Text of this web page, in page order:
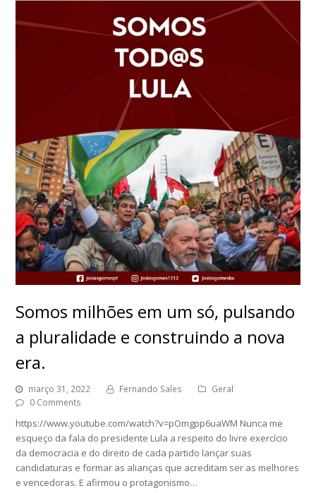
Somos milhões em um só, pulsando
a pluralidade e construindo a nova
era.
março 31, 2022 Fernando Sales
Geral
0 Comments
https://www.youtube.com/watch?v=pOmgpp6uaWM Nunca me
esqueço da fala do presidente Lula a respeito do livre exercício
da democracia e do direito de cada partido lançar suas
candidaturas e formar as alianças que acreditam ser as melhores
e vencedoras. E afirmou o protagonismo…